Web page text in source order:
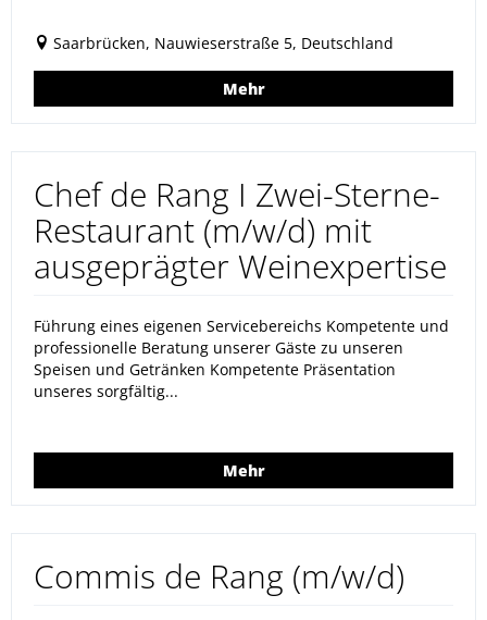
Saarbrücken, Nauwieserstraße 5, Deutschland
Mehr
Chef de Rang I Zwei-Sterne-
Restaurant (m/w/d) mit
ausgeprägter Weinexpertise
Führung eines eigenen Servicebereichs Kompetente und
professionelle Beratung unserer Gäste zu unseren
Speisen und Getränken Kompetente Präsentation
unseres sorgfältig...
Mehr
Commis de Rang (m/w/d)